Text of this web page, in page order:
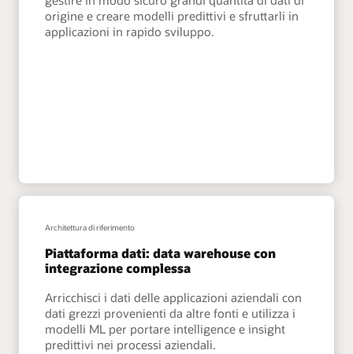
origine e creare modelli predittivi e sfruttarli in
applicazioni in rapido sviluppo.
Architettura di riferimento
Piattaforma dati: data warehouse con
integrazione complessa
Arricchisci i dati delle applicazioni aziendali con
dati grezzi provenienti da altre fonti e utilizza i
modelli ML per portare intelligence e insight
predittivi nei processi aziendali.